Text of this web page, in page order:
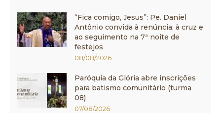
“Fica comigo, Jesus”: Pe. Daniel
Antônio convida à renúncia, à cruz e
ao seguimento na 7ª noite de
festejos
08/08/2026
Paróquia da Glória abre inscrições
para batismo comunitário (turma
08)
07/08/2026